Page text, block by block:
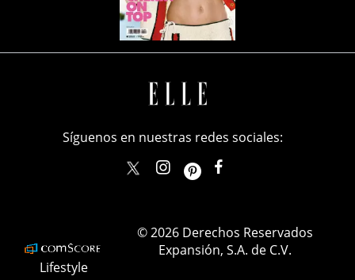
Síguenos en nuestras redes sociales:
elle_mexicoellemexico
Lifestyle
© 2026 Derechos Reservados
Expansión, S.A. de C.V.